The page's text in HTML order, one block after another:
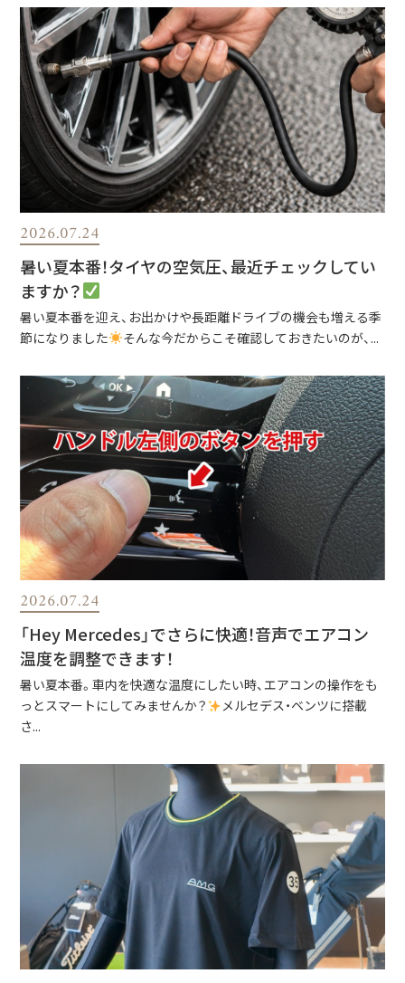
2026.07.24
暑い夏本番！タイヤの空気圧、最近チェックしてい
ますか？
暑い夏本番を迎え、お出かけや長距離ドライブの機会も増える季
節になりました
そんな今だからこそ確認しておきたいのが、...
2026.07.24
「Hey Mercedes」でさらに快適！音声でエアコン
温度を調整できます！
暑い夏本番。車内を快適な温度にしたい時、エアコンの操作をも
っとスマートにしてみませんか？
メルセデス・ベンツに搭載
さ...